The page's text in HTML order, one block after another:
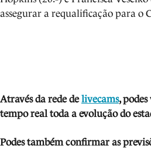
assegurar a requalificação para o
Através da rede delivecams,
tempo real toda a evolução do
Podes também confirmar as